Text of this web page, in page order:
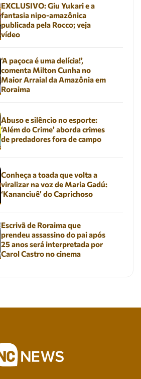
EXCLUSIVO: Giu Yukari e a
fantasia nipo-amazônica
publicada pela Rocco; veja
vídeo
‘A paçoca é uma delícia!’,
comenta Milton Cunha no
Maior Arraial da Amazônia em
Roraima
Abuso e silêncio no esporte:
‘Além do Crime’ aborda crimes
de predadores fora de campo
Conheça a toada que volta a
viralizar na voz de Maria Gadú:
‘Kananciuê’ do Caprichoso
Escrivã de Roraima que
prendeu assassino do pai após
25 anos será interpretada por
Carol Castro no cinema